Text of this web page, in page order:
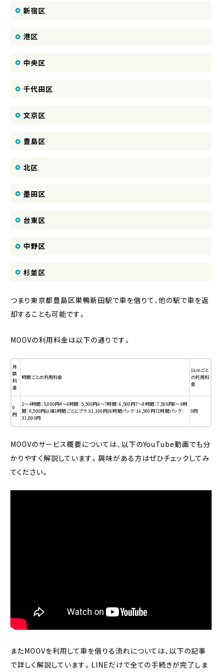
新宿区
港区
中央区
千代田区
文京区
豊島区
北区
墨田区
台東区
中野区
杉並区
つまり東京都豊島区巣鴨新田駅で車を借りて、他の駅で車を返
却することも可能です。
MOOVの利用料金は以下の通りです。
月
額
料
金
時間ごとの利用料金
1kmごと
の利用料
金
0
円
2〜4時間：5,000円4〜6時間：5,500円6〜7時間：6,500円7〜8時間：7,500円8〜9時
間：8,500円以降1時間ごとにプラス1,100円36時間パック：16,500円72時間パック：
31,000円
0円
MOOVのサービス概要については、以下のYouTube動画でも分
かりやすく解説しています。興味がある方はぜひチェックしてみ
てください。
またMOOVを利用して車を借りる流れについては、以下の記事
で詳しく解説しています。LINEだけで全ての手続きが完了しま